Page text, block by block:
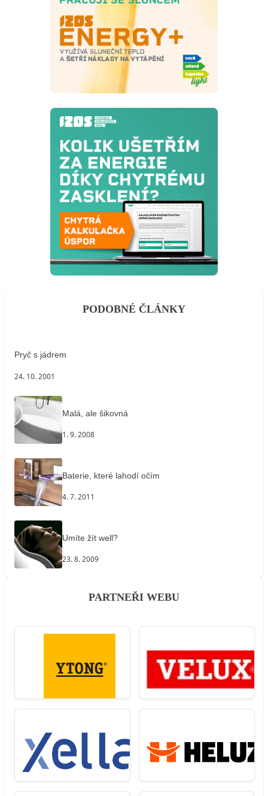
PODOBNÉ ČLÁNKY
Pryč s jádrem
24. 10. 2001
Malá, ale šikovná
1. 9. 2008
Baterie, které lahodí očím
4. 7. 2011
Umíte žít well?
23. 8. 2009
PARTNEŘI WEBU